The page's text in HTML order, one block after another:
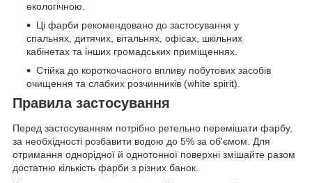
екологічною.
Ці фарби рекомендовано до застосування у
спальнях, дитячих, вітальнях, офісах, шкільних
кабінетах та інших громадських приміщеннях.
Стійка до короткочасного впливу побутових засобів
очищення та слабких розчинників (white spirit).
Правила застосування
Перед застосуванням потрібно ретельно перемішати фарбу,
за необхідності розбавити водою до 5% за об'ємом. Для
отримання однорідної й однотонної поверхні змішайте разом
достатню кількість фарби з різних банок.